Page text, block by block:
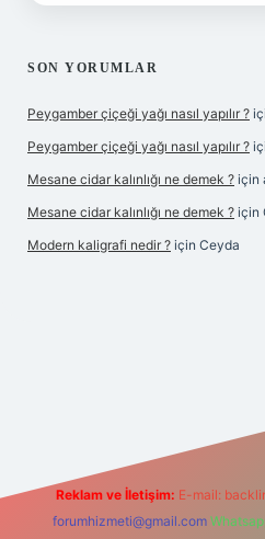
SON YORUMLAR
Peygamber çiçeği yağı nasıl yapılır ?
Peygamber çiçeği yağı nasıl yapılır ?
Mesane cidar kalınlığı ne demek ? için
Mesane cidar kalınlığı ne demek ? için
Modern kaligrafi nedir ? için Ceyda
Reklam ve İletişim: E-mail:
forumhizmeti@gmail.com